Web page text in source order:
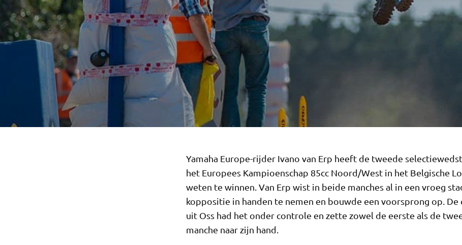
Yamaha Europe-rijder Ivano van Erp heeft de tweede
het Europees Kampioenschap 85cc Noord/West in het Belgische
weten te winnen. Van Erp wist in beide manches al in een vroeg
koppositie in handen te nemen en bouwde een voorsprong op. De
uit Oss had het onder controle en zette zowel de eerste als de
manche naar zijn hand.